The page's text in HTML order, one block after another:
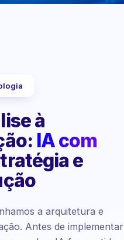
à
IA com
e
a arquitetura e
Antes de implementar